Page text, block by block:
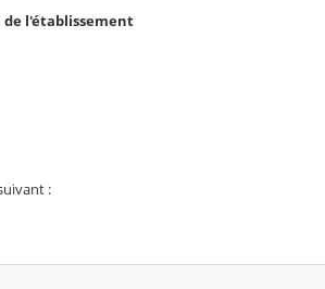
l'établissement
: